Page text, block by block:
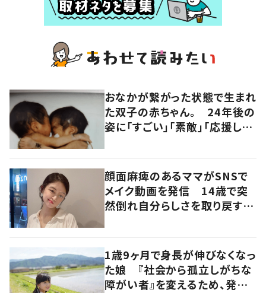
おなかが繋がった状態で生まれ
た双子の赤ちゃん。 24年後の
姿に「すごい」「素敵」「応援して
顔面麻痺のあるママがSNSで
メイク動画を発信 14歳で突
然倒れ自分らしさを取り戻すま
1歳9ヶ月で身長が伸びなくなっ
た娘 『社会から孤立しがちな
障がい者』を変えるため、発信